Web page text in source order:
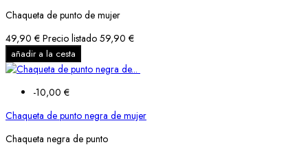
Chaqueta de punto de mujer
49,90 € Precio listado 59,90 €
añadir a la cesta
-10,00 €
Chaqueta de punto negra de mujer
Chaqueta negra de punto